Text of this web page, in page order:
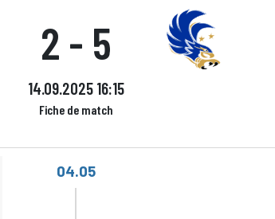
2 - 5
14.09.2025 16:15
Fiche de match
04.05